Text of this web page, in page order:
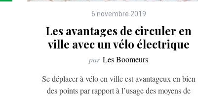
6 novembre 2019
Les avantages de circuler en
ville avec un vélo électrique
par Les Boomeurs
Se déplacer à vélo en ville est avantageux en bien
des points par rapport à l’usage des moyens de